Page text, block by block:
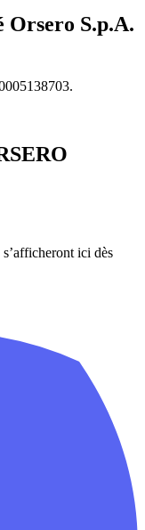
Orsero S.p.A.
ici dès